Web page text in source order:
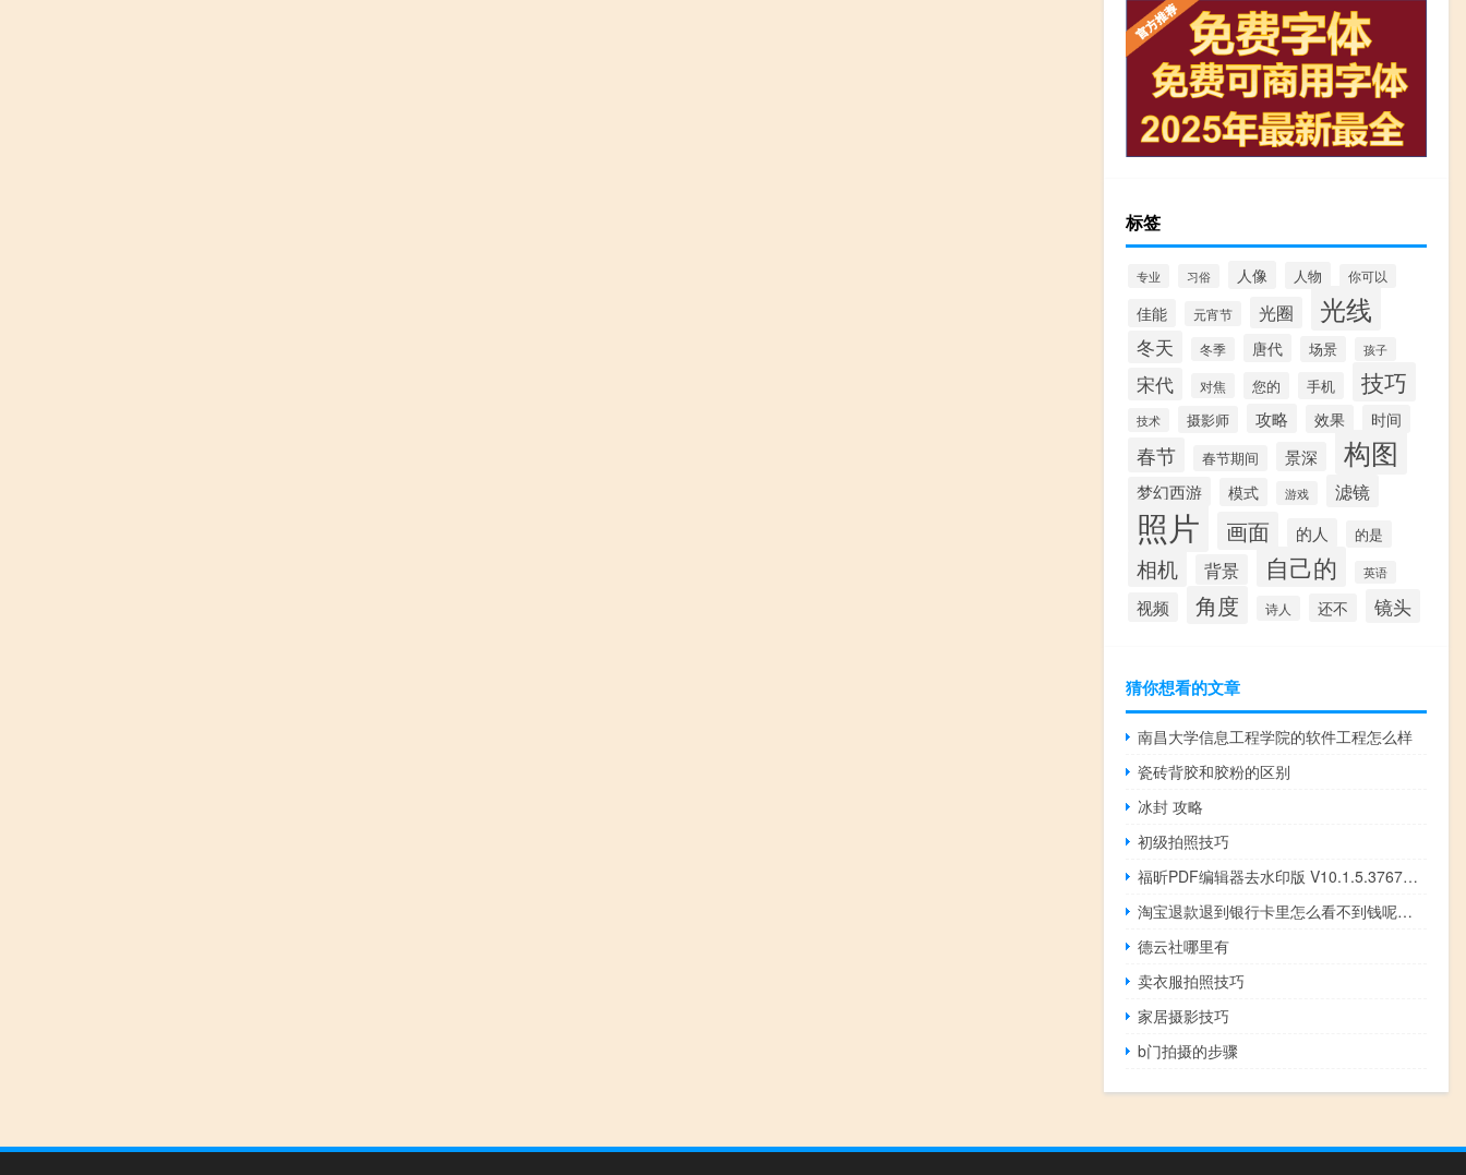
标签
专业 习俗 人像 人物 你可以
佳能 元宵节 光圈 光线
冬天 冬季 唐代 场景 孩子
宋代 对焦 您的 手机 技巧
技术 摄影师 攻略 效果 时间
春节 春节期间 景深 构图
梦幻西游 模式 游戏 滤镜
照片 画面 的人 的是
相机 背景 自己的 英语
视频 角度 诗人 还不 镜头
猜你想看的文章
南昌大学信息工程学院的软件工程怎么样
瓷砖背胶和胶粉的区别
冰封 攻略
初级拍照技巧
福昕PDF编辑器去水印版 V10.1.5.37672 绿色免激活版（福昕PDF编辑器去水印版 V10.1.5.37672 绿色免激活版功能简介）
淘宝退款退到银行卡里怎么看不到钱呢（淘宝退款退到银行卡）
德云社哪里有
卖衣服拍照技巧
家居摄影技巧
b门拍摄的步骤